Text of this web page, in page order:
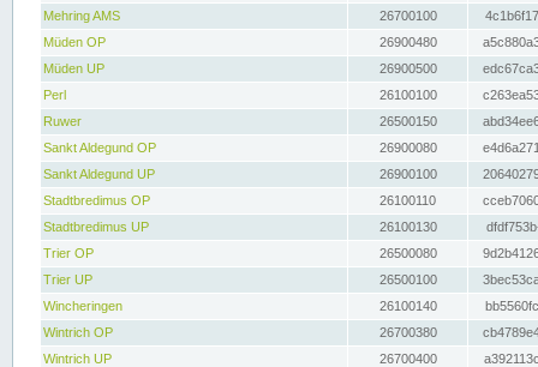
Mehring AMS
26700100
Müden OP
26900480
Müden UP
26900500
Perl
26100100
Ruwer
26500150
Sankt Aldegund OP
26900080
Sankt Aldegund UP
26900100
Stadtbredimus OP
26100110
Stadtbredimus UP
26100130
Trier OP
26500080
Trier UP
26500100
Wincheringen
26100140
Wintrich OP
26700380
Wintrich UP
26700400